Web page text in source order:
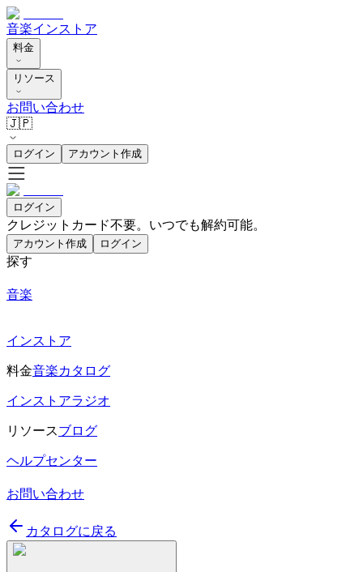
音楽インストア
料金
リソース
お問い合わせ
🇯🇵
ログイン アカウント作成
ログイン
クレジットカード不要。いつでも解約可能。
アカウント作成 ログイン
探す
音楽
インストア
料金音楽カタログ
インストアラジオ
リソースブログ
ヘルプセンター
お問い合わせ
カタログに戻る